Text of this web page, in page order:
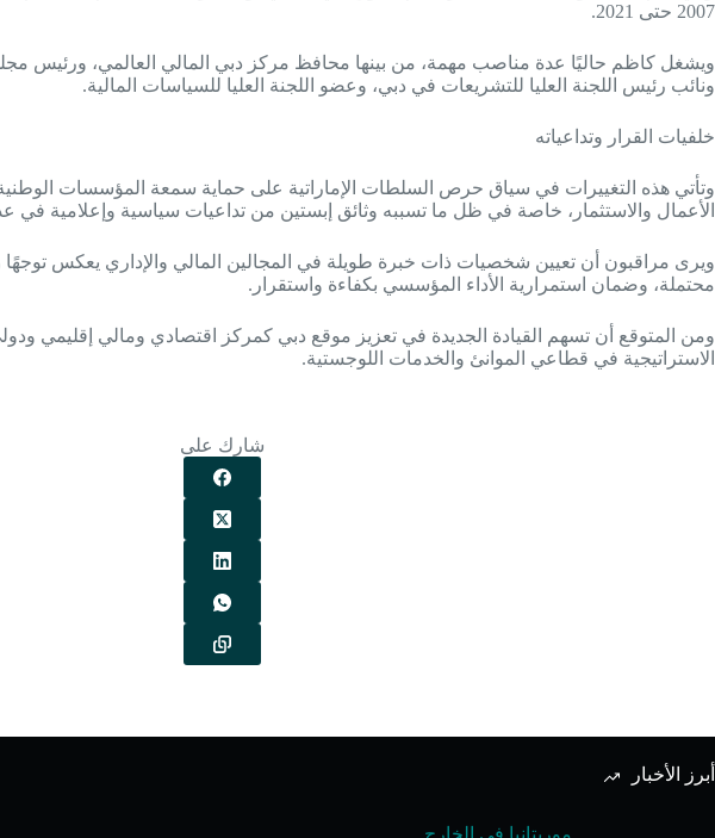
2007 حتى 2021.
ويشغل كاظم حاليًا عدة مناصب مهمة، من بينها محافظ مركز دبي المالي العالمي، ورئيس
ونائب رئيس اللجنة العليا للتشريعات في دبي، وعضو اللجنة العليا للسياسات المالية.
خلفيات القرار وتداعياته
وتأتي هذه التغييرات في سياق حرص السلطات الإماراتية على حماية سمعة المؤسسات الوطنية،
الأعمال والاستثمار، خاصة في ظل ما تسببه وثائق إبستين من تداعيات سياسية وإعلامية في
ويرى مراقبون أن تعيين شخصيات ذات خبرة طويلة في المجالين المالي والإداري يعكس توجهًا
محتملة، وضمان استمرارية الأداء المؤسسي بكفاءة واستقرار.
ومن المتوقع أن تسهم القيادة الجديدة في تعزيز موقع دبي كمركز اقتصادي ومالي إقليمي
الاستراتيجية في قطاعي الموانئ والخدمات اللوجستية.
شارك على
أبرز الأخبار
موريتانيا في الخارج